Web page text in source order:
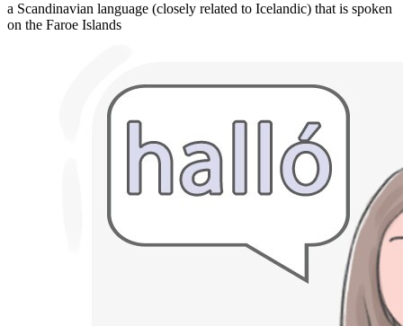
a Scandinavian language (closely related to Icelandic) that is spoken
on the Faroe Islands